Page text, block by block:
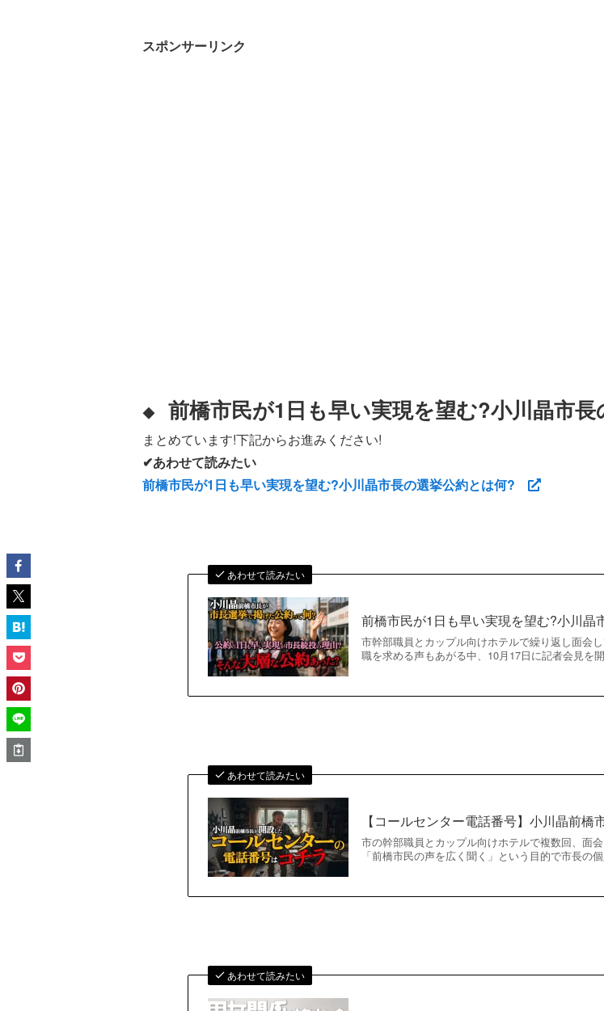
スポンサーリンク
◆ 前橋市民が1日も早い実現を望む?小川晶市
まとめています!下記からお進みください!
✔あわせて読みたい
前橋市民が1日も早い実現を望む?小川晶市長の選挙公約とは何?
あわせて読みたい
前橋市民が1日も早い実現を望む?小川晶
市幹部職員とカップル向けホテルで繰り返し面会
職を求める声もあがる中、10月17日に記者会見を
あわせて読みたい
【コールセンター電話番号】小川晶前橋
市の幹部職員とカップル向けホテルで複数回、面
「前橋市民の声を広く聞く」という目的で市長の
あわせて読みたい